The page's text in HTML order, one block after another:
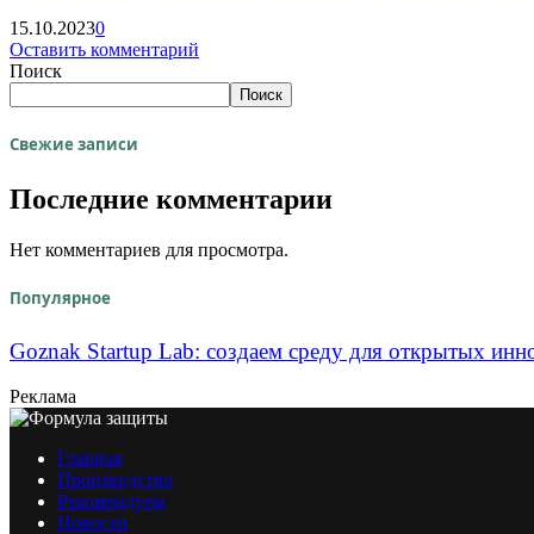
15.10.20230
Оставить комментарий
Поиск
Поиск
Свежие записи
Последние комментарии
Нет комментариев для просмотра.
Популярное
Goznak Startup Lab: создаем среду для открытых
Реклама
Главная
Производство
Рекомендуем
Новости